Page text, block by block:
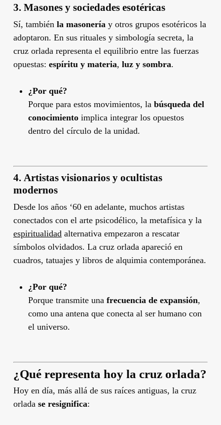
3. Masones y sociedades esotéricas
Sí, también la masoneríay otros grupos esotéricos la
adoptaron. En sus rituales y simbología secreta, la
cruz orlada representa el equilibrio entre las fuerzas
opuestas: espíritu y materia, luz y sombra.
¿Por qué?
Porque para estos movimientos, la búsqueda del
conocimientoimplica integrar los opuestos
dentro del círculo de la unidad.
4. Artistas visionarios y ocultistas
modernos
Desde los años ‘60 en adelante, muchos artistas
conectados con el arte psicodélico, la metafísica y la
espiritualidadalternativa empezaron a rescatar
símbolos olvidados. La cruz orlada apareció en
cuadros, tatuajes y libros de alquimia contemporánea.
¿Por qué?
Porque transmite una frecuencia de expansión,
como una antena que conecta al ser humano con
el universo.
¿Qué representa hoy la cruz orlada?
Hoy en día, más allá de sus raíces antiguas, la cruz
orlada se resignifica: